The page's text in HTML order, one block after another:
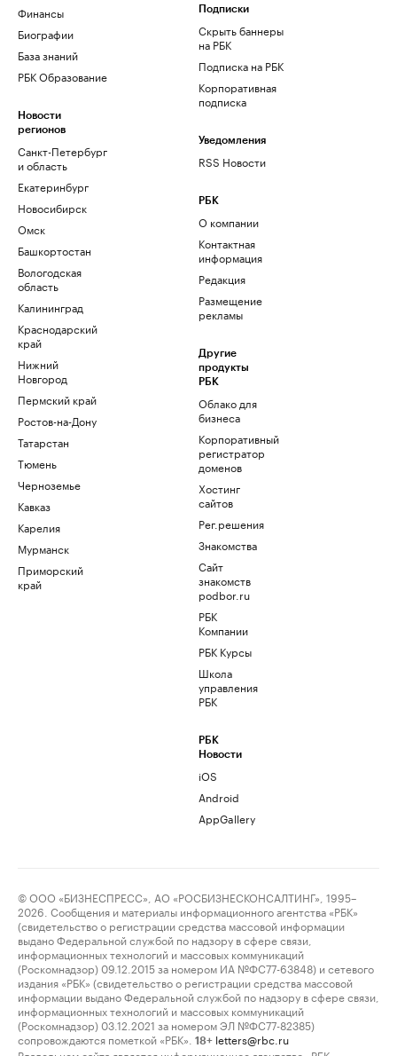
Финансы
Биографии
База знаний
РБК Образование
Новости
регионов
Санкт-Петербург
и область
Екатеринбург
Новосибирск
Омск
Башкортостан
Вологодская
область
Калининград
Краснодарский
край
Нижний
Новгород
Пермский край
Ростов-на-Дону
Татарстан
Тюмень
Черноземье
Кавказ
Карелия
Мурманск
Приморский
край
Подписки
Скрыть баннеры
на РБК
Подписка на РБК
Корпоративная
подписка
Уведомления
RSS Новости
РБК
О компании
Контактная
информация
Редакция
Размещение
рекламы
Другие
продукты
РБК
Облако для
бизнеса
Корпоративный
регистратор
доменов
Хостинг
сайтов
Рег.решения
Знакомства
Сайт
знакомств
podbor.ru
РБК
Компании
РБК Курсы
Школа
управления
РБК
РБК
Новости
iOS
Android
AppGallery
© ООО «БИЗНЕСПРЕСС», АО «РОСБИЗНЕСКОНСАЛТИНГ», 1995–
2026. Сообщения и материалы информационного агентства «РБК»
(свидетельство о регистрации средства массовой информации
выдано Федеральной службой по надзору в сфере связи,
информационных технологий и массовых коммуникаций
(Роскомнадзор) 09.12.2015 за номером ИА №ФС77-63848) и сетевого
издания «РБК» (свидетельство о регистрации средства массовой
информации выдано Федеральной службой по надзору в сфере связи,
информационных технологий и массовых коммуникаций
(Роскомнадзор) 03.12.2021 за номером ЭЛ №ФС77-82385)
сопровождаются пометкой «РБК».
18+ letters@rbc.ru